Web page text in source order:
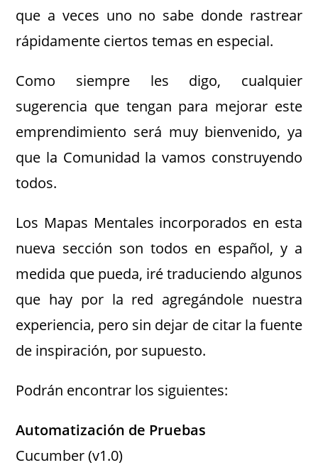
que a veces uno no sabe donde rastrear
rápidamente ciertos temas en especial.
Como siempre les digo, cualquier
sugerencia que tengan para mejorar este
emprendimiento será muy bienvenido, ya
que la Comunidad la vamos construyendo
todos.
Los Mapas Mentales incorporados en esta
nueva sección son todos en español, y a
medida que pueda, iré traduciendo algunos
que hay por la red agregándole nuestra
experiencia, pero sin dejar de citar la fuente
de inspiración, por supuesto.
Podrán encontrar los siguientes:
Automatización de Pruebas
Cucumber (v1.0)